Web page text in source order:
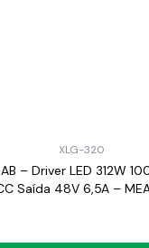
XLG-320
– Driver LED 312W
Saída 48V 6,5A –